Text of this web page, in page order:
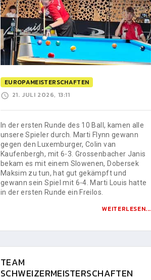
EUROPAMEISTERSCHAFTEN
21. JULI 2026, 13:11
In der ersten Runde des 10 Ball, kamen alle
unsere Spieler durch. Marti Flynn gewann
gegen den Luxemburger, Colin van
Kaufenbergh, mit 6-3. Grossenbacher Janis
bekam es mit einem Slowenen, Dobersek
Maksim zu tun, hat gut gekämpft und
gewann sein Spiel mit 6-4. Marti Louis hatte
in der ersten Runde ein Freilos.
WEITERLESEN...
TEAM
SCHWEIZERMEISTERSCHAFTEN